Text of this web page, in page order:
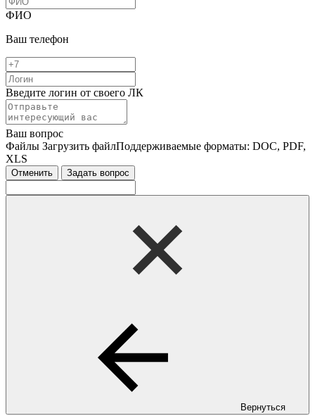
ФИО
Ваш телефон
Введите логин от своего ЛК
Ваш вопрос
Файлы Загрузить файлПоддерживаемые форматы: DOC, PDF,
XLS
Отменить Задать вопрос
Вернуться